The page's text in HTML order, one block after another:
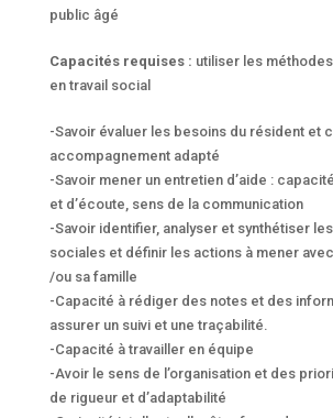
public âgé
Capacités requises : utiliser les
en travail social
-Savoir évaluer les besoins du résident et
accompagnement adapté
-Savoir mener un entretien d’aide :
et d’écoute, sens de la communication
-Savoir identifier, analyser et synthétiser
sociales et définir les actions à mener
/ou sa famille
-Capacité à rédiger des notes et des
assurer un suivi et une traçabilité.
-Capacité à travailler en équipe
-Avoir le sens de l’organisation et des
de rigueur et d’adaptabilité